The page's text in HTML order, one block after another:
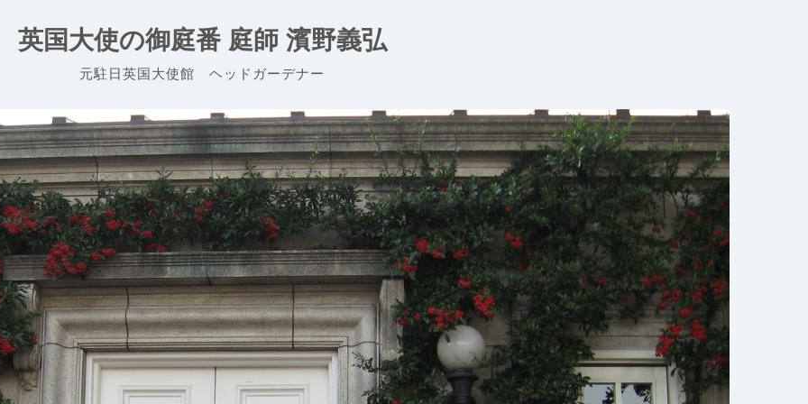
英国大使の御庭番 庭師 濱野義弘
元駐日英国大使館 ヘッドガーデナー